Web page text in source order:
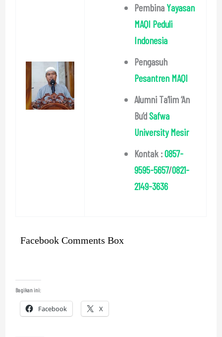
Pembina Yayasan
MAQI Peduli
Indonesia
Pengasuh
Pesantren MAQI
Alumni Ta’lim ‘An
Bu’dSafwa
University Mesir
Kontak :0857-
9595-5657/0821-
2149-3636
Facebook Comments Box
Bagikan ini:
Facebook X